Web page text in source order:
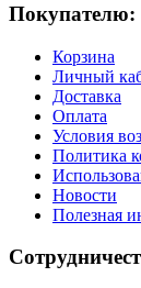
Покупателю:
Корзина
Личный
Доставка
Оплата
Условия
Политика
Новости
Полезная